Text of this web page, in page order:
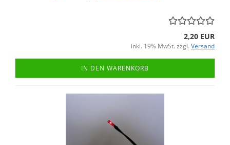
2,20 EUR
inkl. 19% MwSt. zzgl. Versand
IN DEN WARENKORB